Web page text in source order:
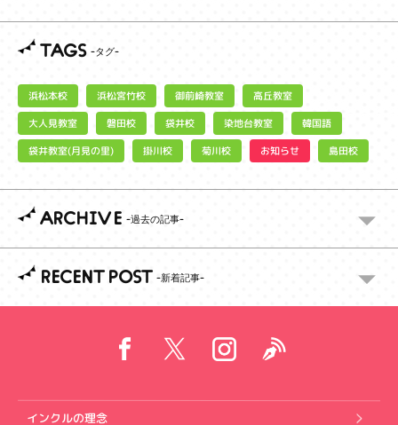
TAGS
浜松本校 浜松宮竹校 御前崎教室 高丘教室
大人見教室 磐田校 袋井校 染地台教室 韓国語
袋井教室(月見の里) 掛川校 菊川校 お知らせ 島田校
ARCHIVE
RECENT POST
インクルの理念